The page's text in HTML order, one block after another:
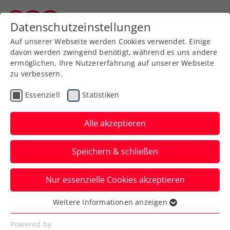
Zurück zur Newsübersicht
Senioren
Alle Ergebnisse und
Fotos der
Seniorenmeisterschaften
2022
Der nationale Höhepunkt der Senioren-
Turniersaison war ein großer Erfolg.
Verfasst von: Stefan Pletzer, 06.08.2022
Datenschutzeinstellungen
Auf unserer Webseite werden Cookies verwendet. Einige
davon werden zwingend benötigt, während es uns andere
ermöglichen, Ihre Nutzererfahrung auf unserer Webseite
zu verbessern.
Essenziell Statistiken
Alle akzeptieren
Speichern & schließen
Nur essenzielle Cookies akzeptieren
Essenziell
Essenzielle Cookies werden für grundlegende
Weitere Informationen anzeigen
Powered by